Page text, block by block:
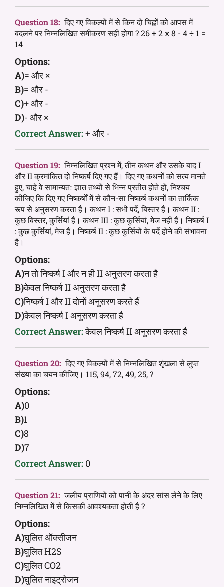
Question 18: दिए गए विकल्पों में से किन दो चिह्नों को आपस में
बदलने पर निम्नलिखित समीकरण सही होगा ? 26 + 2 x 8 - 4 ÷ 1 =
14
Options:
A)= और ×
B)= और -
C)+ और -
D)- और ×
Correct Answer:+ और -
Question 19: निम्नलिखित प्रश्न में, तीन कथन और उसके बाद I
और II क्रमांकित दो निष्कर्ष दिए गए हैं। दिए गए कथनों को सत्य मानते
हुए, चाहे वे सामान्यतः ज्ञात तथ्यों से भिन्न प्रतीत होते हों, निश्चय
कीजिए कि दिए गए निष्कर्षों में से कौन-सा निष्कर्ष कथनों का तार्किक
रूप से अनुसरण करता है। कथन I : सभी पर्दे, बिस्तर हैं। कथन II :
कुछ बिस्तर, कुर्सियां हैं। कथन III : कुछ कुर्सियां, मेज नहीं हैं। निष्कर्ष I
: कुछ कुर्सियां, मेज हैं। निष्कर्ष II : कुछ कुर्सियों के पर्दे होने की संभावना
है।
Options:
A)न तो निष्कर्ष I और न ही II अनुसरण करता है
B)केवल निष्कर्ष II अनुसरण करता है
C)निष्कर्ष I और II दोनों अनुसरण करते हैं
D)केवल निष्कर्ष I अनुसरण करता है
Correct Answer:केवल निष्कर्ष II अनुसरण करता है
Question 20: दिए गए विकल्पों में से निम्नलिखित शृंखला से लुप्त
संख्या का चयन कीजिए। 115, 94, 72, 49, 25, ?
Options:
A)0
B)1
C)8
D)7
Correct Answer: 0
Question 21: जलीय प्राणियों को पानी के अंदर सांस लेने के लिए
निम्नलिखित में से किसकी आवश्यकता होती है ?
Options:
A)घुलित ऑक्सीजन
B)घुलित H2S
C)घुलित CO2
D)घुलित नाइट्रोजन